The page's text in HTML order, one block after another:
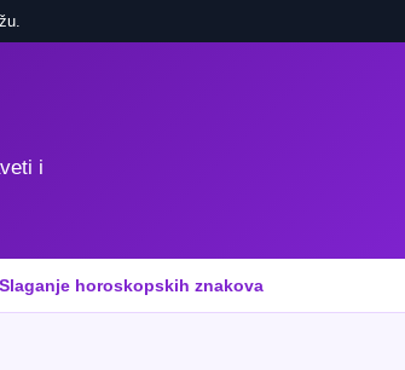
i
Slaganje horoskopskih znakova